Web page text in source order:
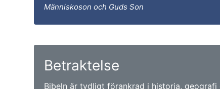
Människoson och Guds Son
Betraktelse
Bibeln är tydligt förankrad i historia, geografi